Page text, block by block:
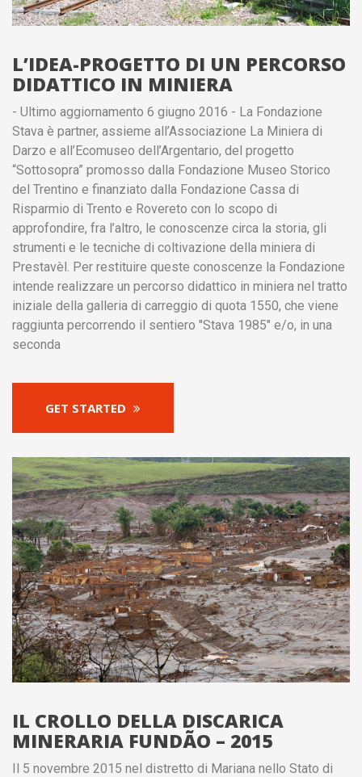
L’IDEA-PROGETTO DI UN PERCORSO
DIDATTICO IN MINIERA
- Ultimo aggiornamento 6 giugno 2016 - La Fondazione
Stava è partner, assieme all’Associazione La Miniera di
Darzo e all’Ecomuseo dell’Argentario, del progetto
“Sottosopra” promosso dalla Fondazione Museo Storico
del Trentino e finanziato dalla Fondazione Cassa di
Risparmio di Trento e Rovereto con lo scopo di
approfondire, fra l’altro, le conoscenze circa la storia, gli
strumenti e le tecniche di coltivazione della miniera di
Prestavèl. Per restituire queste conoscenze la Fondazione
intende realizzare un percorso didattico in miniera nel tratto
iniziale della galleria di carreggio di quota 1550, che viene
raggiunta percorrendo il sentiero "Stava 1985" e/o, in una
seconda
GET STARTED
IL CROLLO DELLA DISCARICA
MINERARIA FUNDÃO – 2015
Il 5 novembre 2015 nel distretto di Mariana nello Stato di